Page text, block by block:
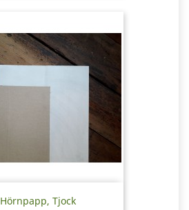
Hörnpapp, Tjock